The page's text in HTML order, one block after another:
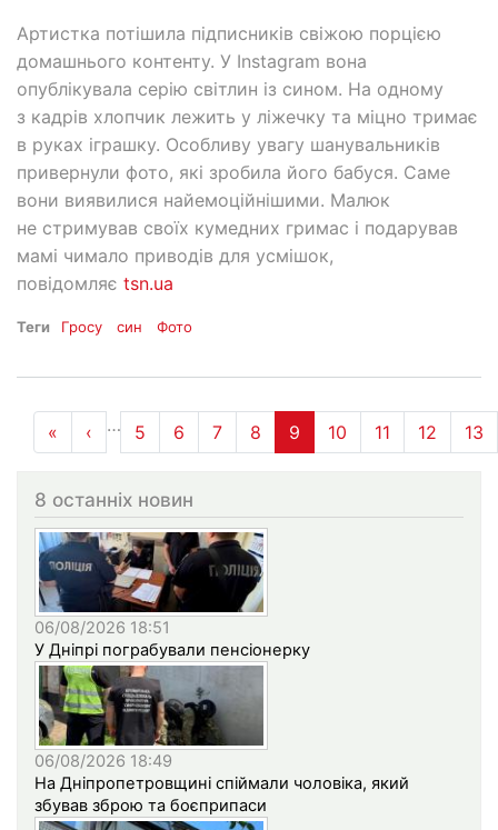
Артистка потішила підписників свіжою порцією
домашнього контенту. У Instagram вона
опублікувала серію світлин із сином. На одному
з кадрів хлопчик лежить у ліжечку та міцно тримає
в руках іграшку. Особливу увагу шанувальників
привернули фото, які зробила його бабуся. Саме
вони виявилися найемоційнішими. Малюк
не стримував своїх кумедних гримас і подарував
мамі чимало приводів для усмішок,
повідомляє tsn.ua
Теги Гросу син Фото
Розбивка
на
сторінки
« « Перша
‹ … 5 6 7 8 9 10 11 12 13
8 останніх новин
06/08/2026 18:51
У Дніпрі пограбували пенсіонерку
06/08/2026 18:49
На Дніпропетровщині спіймали чоловіка, який
збував зброю та боєприпаси